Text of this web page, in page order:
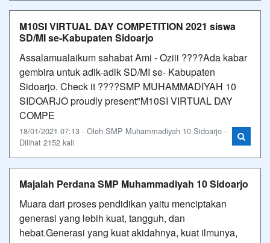
M10SI VIRTUAL DAY COMPETITION 2021 siswa
SD/MI se-Kabupaten Sidoarjo
Assalamualaikum sahabat Ami - Oziii ????Ada kabar
gembira untuk adik-adik SD/MI se- Kabupaten
Sidoarjo. Check it ????SMP MUHAMMADIYAH 10
SIDOARJO proudly present"M10SI VIRTUAL DAY
COMPE
18/01/2021 07:13 - Oleh SMP Muhammadiyah 10 Sidoarjo -
Dilihat 2152 kali
Majalah Perdana SMP Muhammadiyah 10 Sidoarjo
Muara dari proses pendidikan yaitu menciptakan
generasi yang lebih kuat, tangguh, dan
hebat.Generasi yang kuat akidahnya, kuat ilmunya,